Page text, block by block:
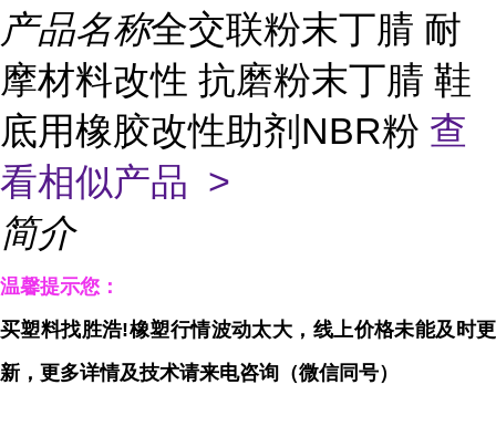
产品名称全交联粉末丁腈 耐
摩材料改性 抗磨粉末丁腈 鞋
底用橡胶改性助剂NBR粉 查
看相似产品 >
简介
温馨提示您：
买塑料找胜浩!橡塑行情波动太大，线上价格未能及时更
新，更多详情及技术请来电咨询（微信同号）